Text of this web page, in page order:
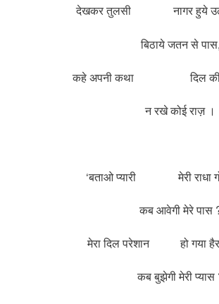
देखकर तुलसी नागर हुये
बिठाये जतन से पास,
कहे अपनी कथा दिल की
न रखे कोई राज़ ।
‘बताओ प्यारी मेरी राधा
कब आवेगी मेरे पास
मेरा दिल परेशान हो गया
कब बुझेगी मेरी प्यास